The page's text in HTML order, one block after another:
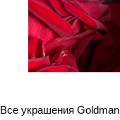
Все украшения